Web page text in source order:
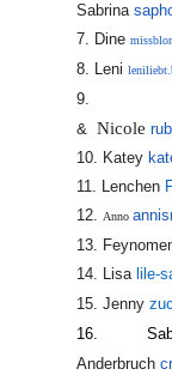
Sabrina
7. Dine
8. Leni
9.
& Nicole
10. Katey
11. Lenchen
12. Anno
13.
14. Lisa lile-
15. Jenny
16.
Anderbruch